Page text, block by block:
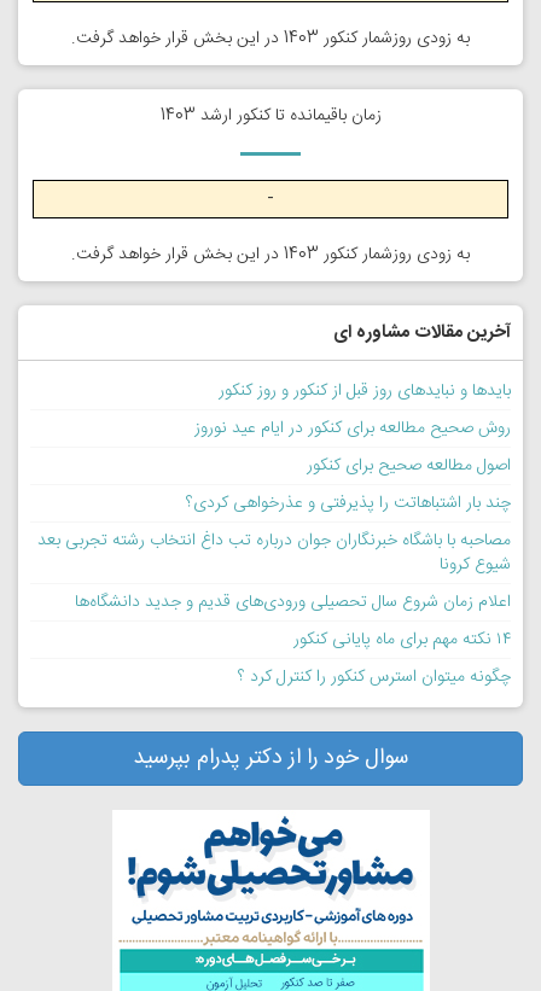
به زودی روزشمار کنکور 1403 در این بخش قرار خواهد گرفت.
زمان باقیمانده تا کنکور ارشد 1403
-
به زودی روزشمار کنکور 1403 در این بخش قرار خواهد گرفت.
آخرین مقالات مشاوره ای
بایدها و نبایدهای روز قبل از کنکور و روز کنکور
روش صحیح مطالعه برای کنکور در ایام عید نوروز
اصول مطالعه صحیح برای کنکور
چند بار اشتباهاتت را پذیرفتی و عذرخواهی کردی؟
مصاحبه با باشگاه خبرنگاران جوان درباره تب داغ انتخاب رشته تجربی بعد
شیوع کرونا
اعلام زمان شروع سال تحصیلی ورودی‌های قدیم و جدید دانشگاه‌ها
۱۴ نکته مهم برای ماه پایانی کنکور
چگونه میتوان استرس کنکور را کنترل کرد ؟
سوال خود را از دکتر پدرام بپرسید